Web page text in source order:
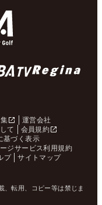
運営会社
て
会員規約
基づく表示
ジサービス利用規約
プ サイトマップ
、転用、コピー等は禁じま